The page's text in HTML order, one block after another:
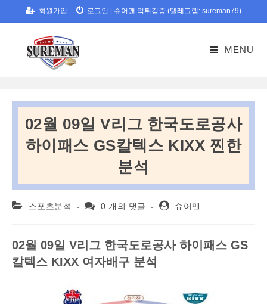
to
회원가입 로그인 슈어맨 먹튀검증 (텔레그램: sureman79)
MENU
02월 09일 V리그 한국도로공사
하이패스 GS칼텍스 KIXX 찐한
분석
Post 스포츠분석
Post0 개의 댓글
Post슈어맨
02월 09일 V리그 한국도로공사 하이패스 GS
칼텍스 KIXX 여자배구 분석